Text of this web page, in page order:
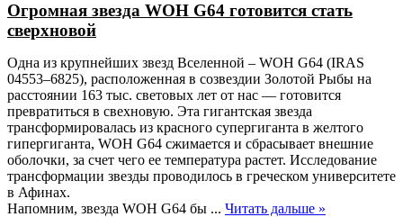
Огромная звезда WOH G64 готовится стать
сверхновой
Одна из крупнейших звезд Вселенной – WOH G64 (IRAS
04553–6825), расположенная в созвездии Золотой Рыбы на
расстоянии 163 тыс. световых лет от нас — готовится
превратиться в свехновую. Эта гигантская звезда
трансформировалась из красного супергиганта в желтого
гипергиганта, WOH G64 сжимается и сбрасывает внешние
оболочки, за счет чего ее температура растет. Исследование
трансформации звезды проводилось в греческом университете
в Афинах.
Напомним, звезда WOH G64 бы ... Читать дальше »